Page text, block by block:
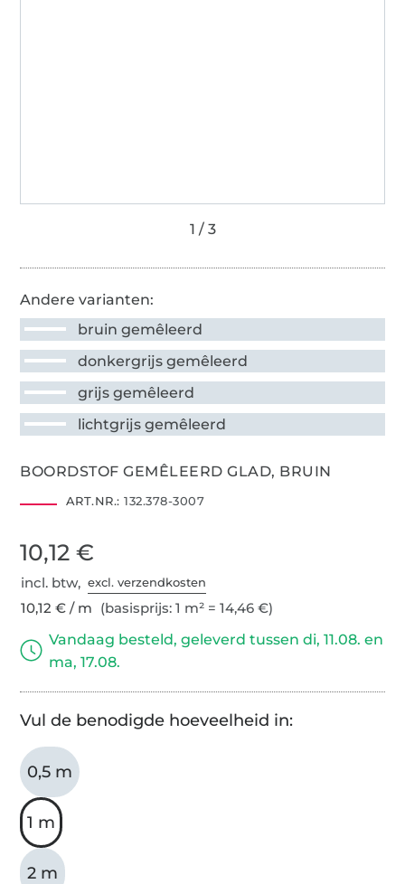
Andere varianten:
bruin gemêleerd
donkergrijs gemêleerd
grijs gemêleerd
lichtgrijs gemêleerd
BOORDSTOF GEMÊLEERD GLAD, BRUIN
ART.NR.: 132.378-3007
10,12 €
incl. btw,excl. verzendkosten
10,12 € / m (basisprijs: 1 m² = 14,46 €)
Vandaag besteld, geleverd tussen di, 11.08. en
ma, 17.08.
Vul de benodigde hoeveelheid in:
0,5 m
1 m
2 m